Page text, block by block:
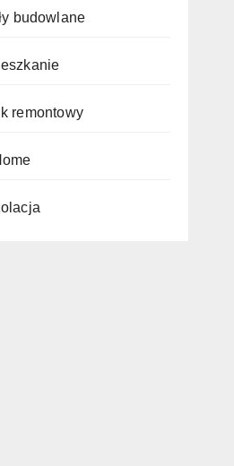
budowlane
remontowy